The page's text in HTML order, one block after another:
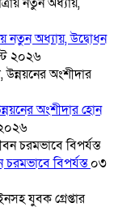
নতুন অধ্যায়, উদ্বোধন
২০২৬
অংশীদার হোন
বিপর্যস্ত০৩